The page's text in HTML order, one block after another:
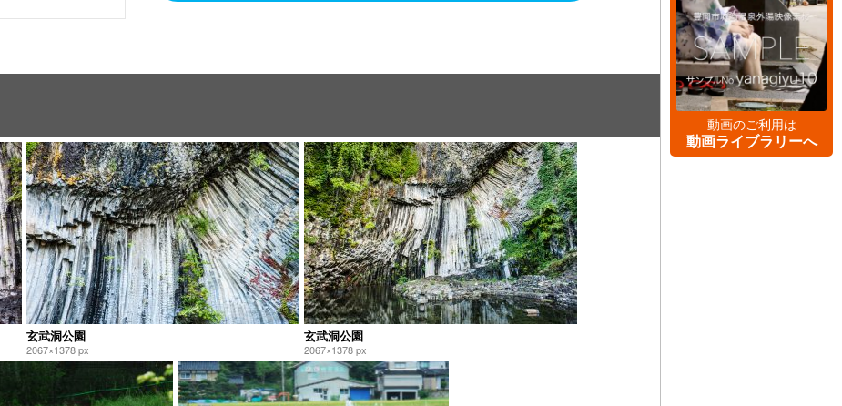
玄武洞公園
2067×1378 px
玄武洞公園
2067×1378 px
動画のご利用は
動画ライブラリーへ